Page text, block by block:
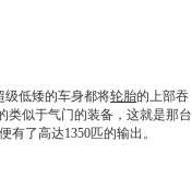
级低矮的车身都将轮胎的上部吞
类似于气门的装备，这就是那台
有了高达1350匹的输出。